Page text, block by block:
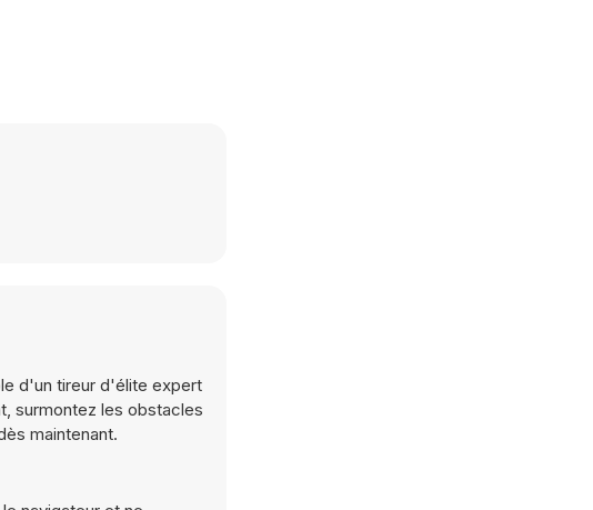
d'un tireur d'élite expert
surmontez les obstacles
maintenant.